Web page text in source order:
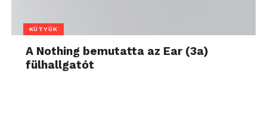
KÜTYÜK
A Nothing bemutatta az Ear (3a)
fülhallgatót